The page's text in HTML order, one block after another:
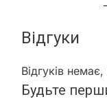
Відгуки
Відгуків
Будьте